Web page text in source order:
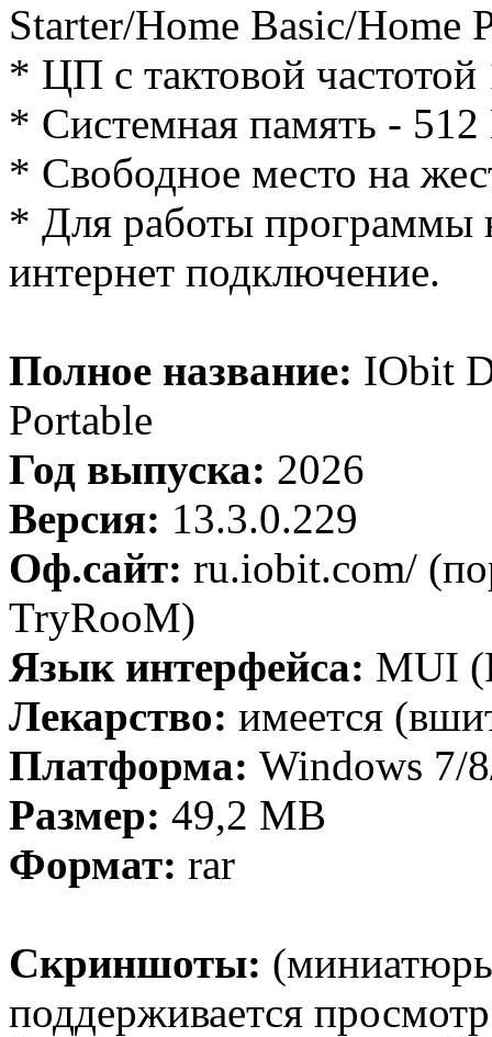
Starter/Home Basic/Home
* ЦП с тактовой
* Системная память -
* Свободное место на
* Для работы программы
интернет подключение.
Полное название: IObit
Portable
Год выпуска: 2026
Версия: 13.3.0.229
Оф.сайт: ru.iobit.com/
TryRooM)
Язык интерфейса: MUI
Лекарство: имеется
Платформа: Windows 7/
Размер: 49,2 МB
Формат: rar
Скриншоты:
поддерживается